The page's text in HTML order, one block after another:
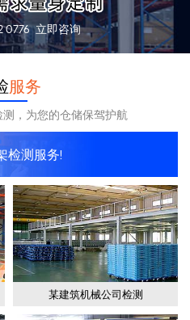
0776 立即咨询
服务
，为您的仓储保驾护航
检测服务!
某建筑机械公司检测